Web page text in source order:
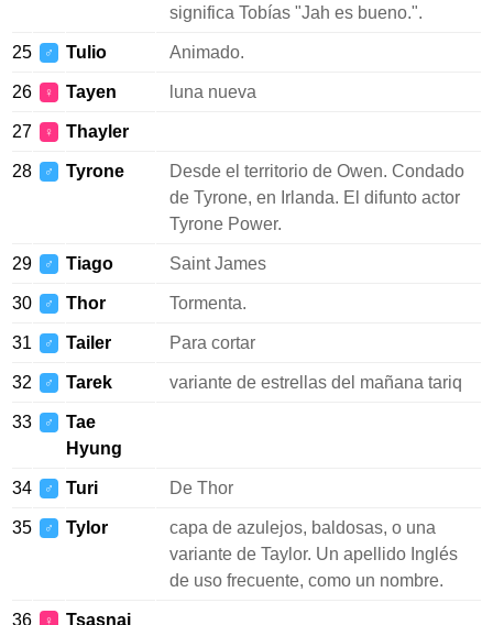
significa Tobías "Jah es bueno.".
25 ♂ Tulio Animado.
26 ♀ Tayen luna nueva
27 ♀ Thayler
28 ♂ Tyrone
Desde el territorio de Owen. Condado
de Tyrone, en Irlanda. El difunto actor
Tyrone Power.
29 ♂ Tiago Saint James
30 ♂ Thor Tormenta.
31 ♂ Tailer Para cortar
32 ♂ Tarek variante de estrellas del mañana tariq
33 ♂
Tae
Hyung
34 ♂ Turi De Thor
35 ♂ Tylor
capa de azulejos, baldosas, o una
variante de Taylor. Un apellido Inglés
de uso frecuente, como un nombre.
36 ♀ Tsasnai